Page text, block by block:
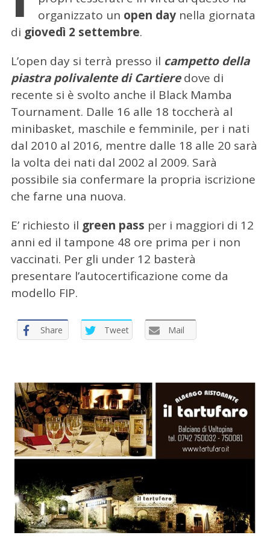
organizzato un open daynella giornata
di giovedì 2 settembre.
L’open day si terrà presso il campetto della
piastra polivalente di Cartieredove di
recente si è svolto anche il Black Mamba
Tournament. Dalle 16 alle 18 toccherà al
minibasket, maschile e femminile, per i nati
dal 2010 al 2016, mentre dalle 18 alle 20 sarà
la volta dei nati dal 2002 al 2009. Sarà
possibile sia confermare la propria iscrizione
che farne una nuova.
E’ richiesto il green pass per i maggiori di 12
anni ed il tampone 48 ore prima per i non
vaccinati. Per gli under 12 basterà
presentare l’autocertificazione come da
modello FIP.
Share Tweet Mail
C
e
r